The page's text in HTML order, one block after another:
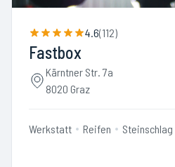
4.6(112)
Fastbox
Kärntner Str. 7a
8020 Graz
Werkstatt Reifen Steinschlag